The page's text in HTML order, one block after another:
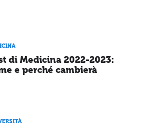
di Medicina 2022-2023:
e perché cambierà